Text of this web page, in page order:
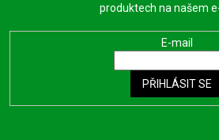
produktech na našem
E-mail
PŘIHLÁSIT SE